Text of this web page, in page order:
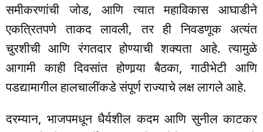
समीकरणांची जोड, आणि त्यात महाविकास आघाडीने
एकत्रितपणे ताकद लावली, तर ही निवडणूक अत्यंत
चुरशीची आणि रंगतदार होण्याची शक्यता आहे. त्यामुळे
आगामी काही दिवसांत होणार्‍या बैठका, गाठीभेटी आणि
पडद्यामागील हालचालींकडे संपूर्ण राज्याचे लक्ष लागले आहे.
दरम्यान, भाजपमधून धैर्यशील कदम आणि सुनील काटकर